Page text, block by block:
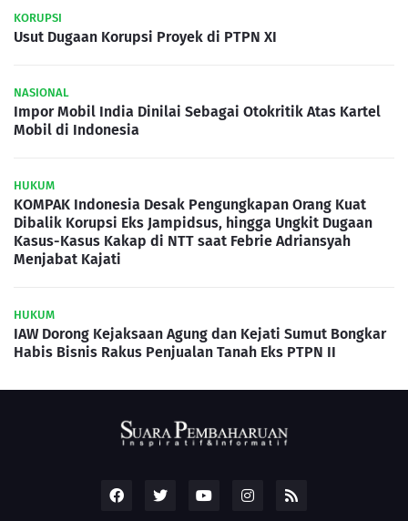
KORUPSI
Usut Dugaan Korupsi Proyek di PTPN XI
NASIONAL
Impor Mobil India Dinilai Sebagai Otokritik Atas Kartel
Mobil di Indonesia
HUKUM
KOMPAK Indonesia Desak Pengungkapan Orang Kuat
Dibalik Korupsi Eks Jampidsus, hingga Ungkit Dugaan
Kasus-Kasus Kakap di NTT saat Febrie Adriansyah
Menjabat Kajati
HUKUM
IAW Dorong Kejaksaan Agung dan Kejati Sumut Bongkar
Habis Bisnis Rakus Penjualan Tanah Eks PTPN II